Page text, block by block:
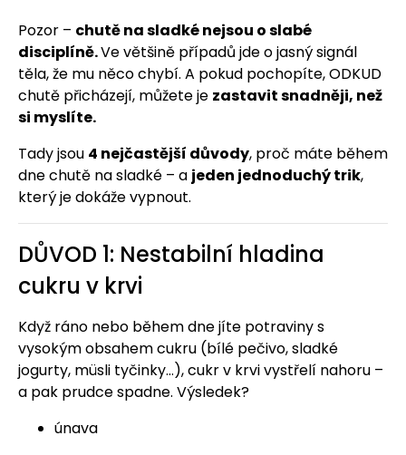
Pozor – chutě na sladké nejsou o slabé
disciplíně.Ve většině případů jde o jasný signál
těla, že mu něco chybí. A pokud pochopíte, ODKUD
chutě přicházejí, můžete je zastavit snadněji, než
si myslíte.
Tady jsou 4 nejčastější důvody, proč máte během
dne chutě na sladké – a jeden jednoduchý trik,
který je dokáže vypnout.
DŮVOD 1: Nestabilní hladina
cukru v krvi
Když ráno nebo během dne jíte potraviny s
vysokým obsahem cukru (bílé pečivo, sladké
jogurty, müsli tyčinky…), cukr v krvi vystřelí nahoru –
a pak prudce spadne. Výsledek?
únava